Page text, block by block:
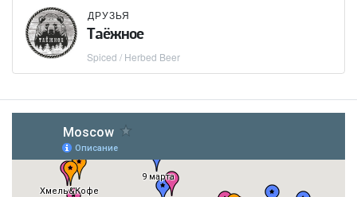
ДРУЗЬЯ
Таёжное
Spiced / Herbed Beer